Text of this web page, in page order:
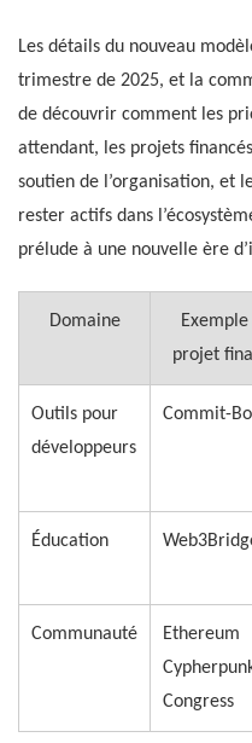
Les détails du nouveau
trimestre de 2025, et la
de découvrir comment les
attendant, les projets
soutien de l’organisation, et
rester actifs dans
prélude à une nouvelle ère
Domaine
projet
Outils pour
développeurs
Commit-
Éducation
Communauté
Ethereum
Congress